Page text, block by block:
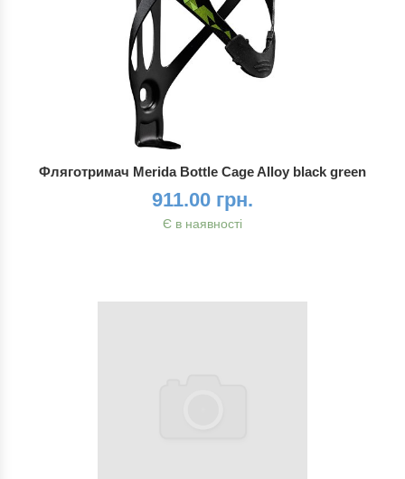
Фляготримач Merida Bottle Cage Alloy black green
911.00 грн.
Є в наявності